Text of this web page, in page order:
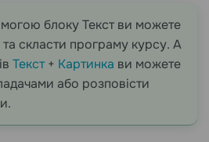
блоку Текст ви можете
скласти програму курсу. А
Текст+ Картинка ви можете
або розповісти